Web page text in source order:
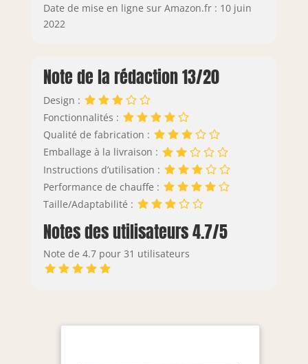
Date de mise en ligne sur Amazon.fr : 10 juin
2022
Note de la rédaction 13/20
Design :
Fonctionnalités :
Qualité de fabrication :
Emballage à la livraison :
Instructions d’utilisation :
Performance de chauffe :
Taille/Adaptabilité :
Notes des utilisateurs 4.7/5
Note de 4.7 pour 31 utilisateurs